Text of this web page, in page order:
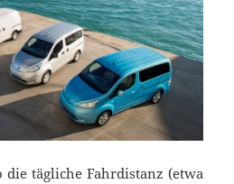
tägliche Fahrdistanz (etwa